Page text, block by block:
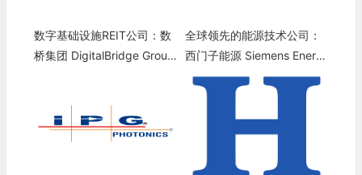
数字基础设施REIT公司：数
桥集团 DigitalBridge Grou
全球领先的能源技术公司：
西门子能源 Siemens Energ
y AG(SMNEY)